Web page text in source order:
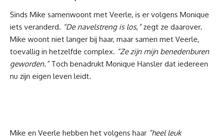
Sinds Mike samenwoont met Veerle, is er volgens Monique
iets veranderd. “De navelstreng is los,”zegt ze daarover.
Mike woont niet langer bij haar, maar samen met Veerle,
toevallig in hetzelfde complex. “Ze zijn mijn benedenburen
geworden.”Toch benadrukt Monique Hansler dat iedereen
nu zijn eigen leven leidt.
Mike en Veerle hebben het volgens haar “heel leuk